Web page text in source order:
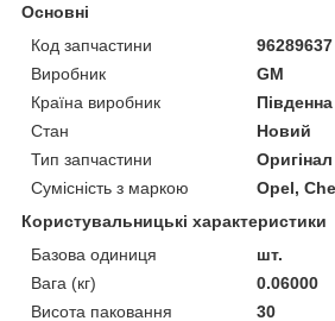
Основні
Код запчастини
96289637
Виробник
GM
Країна виробник
Стан
Новий
Тип запчастини
Оригінал
Сумісність з маркою
Opel,
Користувальницькі характеристики
Базова одиниця
шт.
Вага (кг)
0.06000
Висота паковання
30